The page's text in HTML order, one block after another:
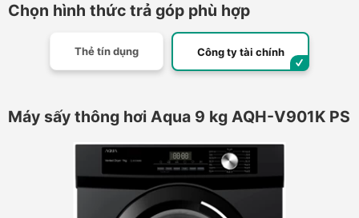
Chọn hình thức trả góp phù hợp
Thẻ tín dụng Công ty tài chính
Máy sấy thông hơi Aqua 9 kg AQH-V901K PS